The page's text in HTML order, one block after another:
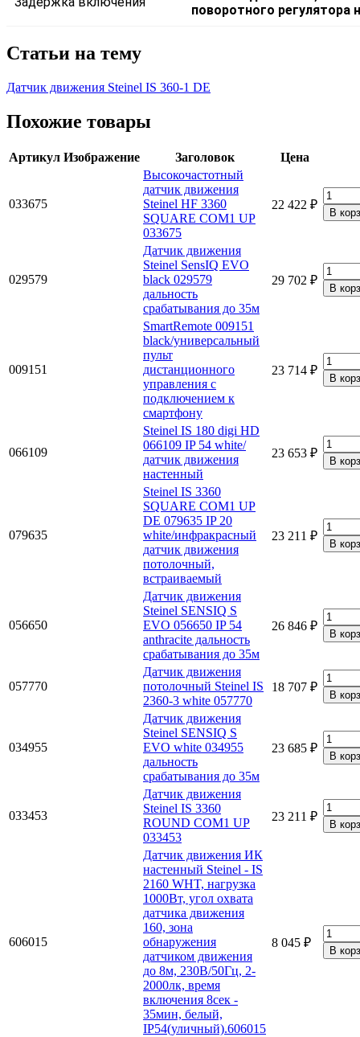
поворотного регулятора
Статьи на тему
Датчик движения Steinel IS 360-1 DE
Похожие товары
Артикул Изображение Заголовок Цена
033675
Высокочастотный
датчик движения
Steinel HF 3360
SQUARE COM1 UP
033675
22 422 ₽
029579
Датчик движения
Steinel SensIQ EVO
black 029579
дальность
срабатывания до 35м
29 702 ₽
009151
SmartRemote 009151
black/универсальный
пульт
дистанционного
управления с
подключением к
смартфону
23 714 ₽
066109
Steinel IS 180 digi HD
066109 IP 54 white/
датчик движения
настенный
23 653 ₽
079635
Steinel IS 3360
SQUARE COM1 UP
DE 079635 IP 20
white/инфракрасный
датчик движения
потолочный,
встраиваемый
23 211 ₽
056650
Датчик движения
Steinel SENSIQ S
EVO 056650 IP 54
anthracite дальность
срабатывания до 35м
26 846 ₽
057770
Датчик движения
потолочный Steinel IS
2360-3 white 057770
18 707 ₽
034955
Датчик движения
Steinel SENSIQ S
EVO white 034955
дальность
срабатывания до 35м
23 685 ₽
033453
Датчик движения
Steinel IS 3360
ROUND COM1 UP
033453
23 211 ₽
606015
Датчик движения ИК
настенный Steinel - IS
2160 WHT, нагрузка
1000Вт, угол охвата
датчика движения
160, зона
обнаружения
датчиком движения
до 8м, 230В/50Гц, 2-
2000лк, время
включения 8сек -
35мин, белый,
IP54(уличный).606015
8 045 ₽